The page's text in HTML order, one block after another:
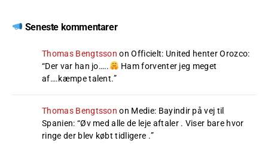
Seneste kommentarer
Thomas Bengtsson onOfficielt: United henter Orozco:
“Der var han jo…..
Ham forventer jeg meget
af….kæmpe talent.”
Thomas Bengtsson on Medie: Bayindir på vej til
Spanien: “Øv med alle de leje aftaler . Viser bare hvor
ringe der blev købt tidligere .”